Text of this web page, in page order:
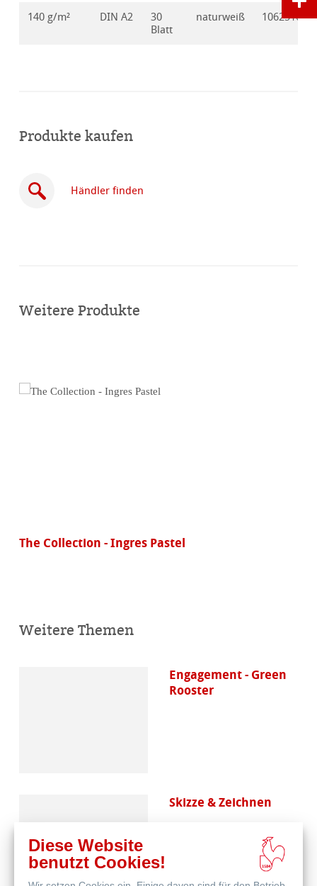
140 g/m² DIN A2
30
Blatt
naturweiß 10625163
Produkte kaufen
Händler finden
Weitere Produkte
The Collection - Ingres Pastel
Weitere Themen
Engagement - Green
Rooster
Skizze & Zeichnen
Diese Website
benutzt Cookies!